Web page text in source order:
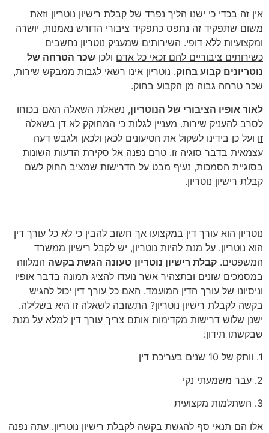
אין זה בכדי כי ישנו הליך נפרד של קבלת רישיון נוטריון וזאת
משום שתפקיד זה נתפס כתפקיד ציבורי הדורש נאמנות, יושרה
ומקצועיות ללא דופי. השירותים שמעניק נוטריון נחשבים
כשירותים ציבוריים להם זכאי כל אדם ולכן שכר הטרחה של
נוטריונים קבוע בחוק. נוטריון אינו רשאי לגבות ממבקש שירות,
שכר טרחה גבוה מן הקבוע בחוק.
לאור אופיו הציבורי של הנוטריון, נשאלת השאלה האם בכוחו
לסרב להעניק שירות. מעניין לגלות כי המחוקק לא דן בשאלה
זו ועל כן בידינו לשקול את הטיעונים לכאן ולכאן ולגבש דעה
עצמאית בדבר סוגיה זו. טרם נפנה אל סקירת הדעות השונות
בסוגיית הסמכות, נעיף מבט על הדרישות שמציב החוק לשם
קבלת רישיון נוטריון.
נוטריון הוא עורך דין במקצועו אך חשוב להבין כי לא כל עורך דין
הוא נוטריון. על מנת להיות נוטריון, יש לקבל רישיון ממשרד
המשפטים. קבלת רישיון נוטריון טעונה הגשת בקשה המלווה
במסמכים שונים ובתצהיר אשר נועדו להציג תמונה בדבר אופיו
וניסיונו של עורך הדין המועמד. האם כל עורך דין יכול להגיש
בקשה לקבלת רישיון נוטריון? התשובה לשאלה זו היא בשלילה.
ישנן שלוש דרישות מקדימות אותם צריך עורך דין למלא על מנת
שבקשתו תידון:
1. וותק של 10 שנים בעריכת דין
2. עבר משמעתי נקי
3. השתלמות מקצועית
אלו הם תנאי סף להגשת בקשה לקבלת רישיון נוטריון. עתה נפנה